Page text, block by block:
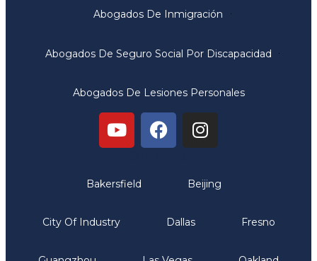
Abogados De Inmigración
Abogados De Seguro Social Por Discapacidad
Abogados De Lesiones Personales
Bakersfield Beijing
City Of Industry Dallas Fresno